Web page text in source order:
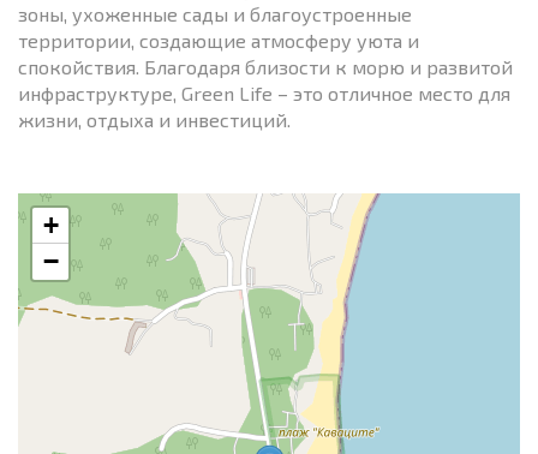
зоны, ухоженные сады и благоустроенные
территории, создающие атмосферу уюта и
спокойствия. Благодаря близости к морю и развитой
инфраструктуре, Green Life – это отличное место для
жизни, отдыха и инвестиций.
+
−